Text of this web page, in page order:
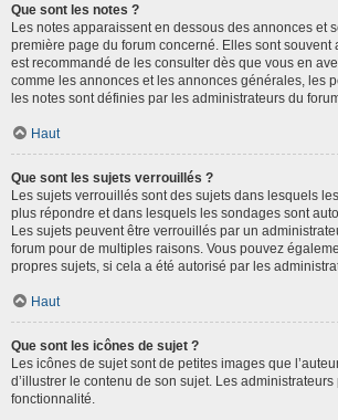
Que sont les notes ?
Les notes apparaissent en dessous des annonces et
première page du forum concerné. Elles sont souvent
est recommandé de les consulter dès que vous en
comme les annonces et les annonces générales, les
les notes sont définies par les administrateurs du
Haut
Que sont les sujets verrouillés ?
Les sujets verrouillés sont des sujets dans lesquels
plus répondre et dans lesquels les sondages sont
Les sujets peuvent être verrouillés par un
forum pour de multiples raisons. Vous pouvez
propres sujets, si cela a été autorisé par les
Haut
Que sont les icônes de sujet ?
Les icônes de sujet sont de petites images que
d’illustrer le contenu de son sujet. Les
fonctionnalité.